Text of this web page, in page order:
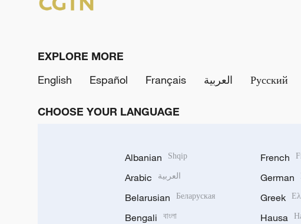
EXPLORE MORE
English
Español Français العربية Русский
CHOOSE YOUR LANGUAGE
Albanian Shqip
Arabic العربية
Belarusian Беларуская
Bengali বাংলা
French
German
Greek
Hausa